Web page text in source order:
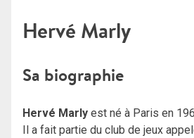
Hervé Marly
Sa biographie
Hervé Marly est né à Paris en
Il a fait partie du club de jeux